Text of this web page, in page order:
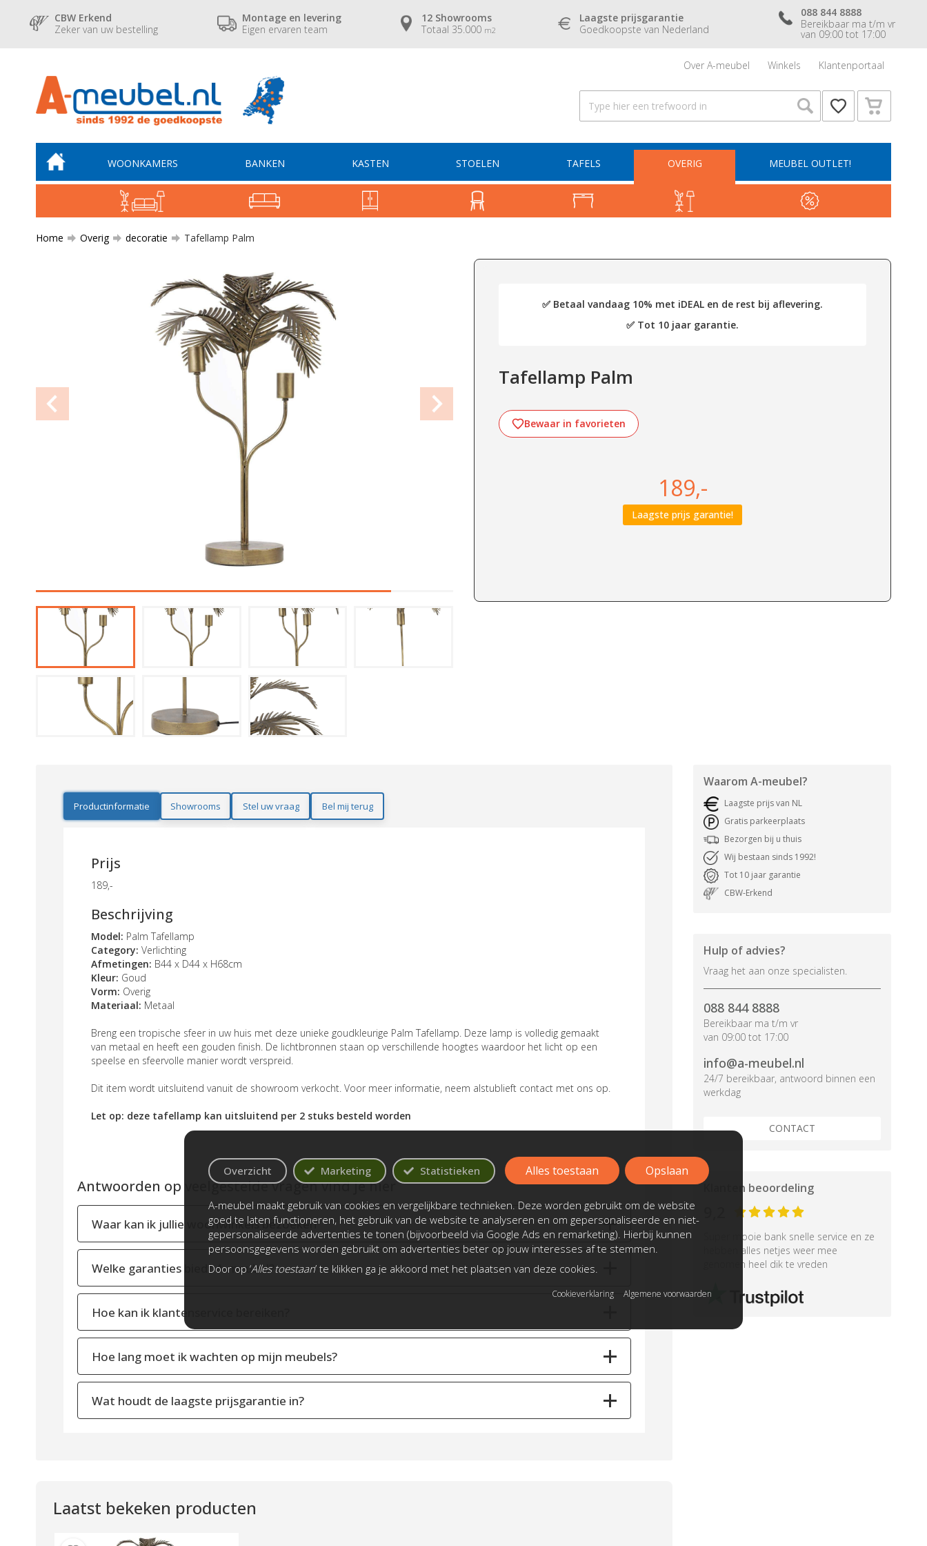
CBW Erkend
Zeker van uw bestelling
Montage en levering
Eigen ervaren team
12 Showrooms
Totaal 35.000 m2
Laagste prijsgarantie
Goedkoopste van Nederland
088 844 8888
Bereikbaar ma t/m vr
van 09:00 tot 17:00
Over A-meubel Winkels Klantenportaal
WOONKAMERS BANKEN KASTEN STOELEN TAFELS OVERIG MEUBEL OUTLET!
Home Overig decoratie Tafellamp Palm
✅ Betaal vandaag 10% met iDEAL en de rest bij aflevering.
✅ Tot 10 jaar garantie.
Tafellamp Palm
Bewaar in favorieten
189,-
Laagste prijs garantie!
Productinformatie Showrooms Stel uw vraag Bel mij terug
Prijs
189,-
Beschrijving
Model: Palm Tafellamp
Category: Verlichting
Afmetingen: B44 x D44 x H68cm
Kleur: Goud
Vorm: Overig
Materiaal: Metaal
Breng een tropische sfeer in uw huis met deze unieke goudkleurige Palm Tafellamp. Deze lamp is volledig gemaakt
van metaal en heeft een gouden finish. De lichtbronnen staan op verschillende hoogtes waardoor het licht op een
speelse en sfeervolle manier wordt verspreid.
Dit item wordt uitsluitend vanuit de showroom verkocht. Voor meer informatie, neem alstublieft contact met ons op.
Let op: deze tafellamp kan uitsluitend per 2 stuks besteld worden
Antwoorden op veelgestelde vragen vind je hier
Waar kan ik jullie woonwinkels bezoeken
Welke garanties biedt A-meubel?
Hoe kan ik klantenservice bereiken?
Hoe lang moet ik wachten op mijn meubels?
Wat houdt de laagste prijsgarantie in?
Laatst bekeken producten
Waarom A-meubel?
Laagste prijs van NL
Gratis parkeerplaats
Bezorgen bij u thuis
Wij bestaan sinds 1992!
Tot 10 jaar garantie
CBW-Erkend
Hulp of advies?
Vraag het aan onze specialisten.
088 844 8888
Bereikbaar ma t/m vr
van 09:00 tot 17:00
info@a-meubel.nl
24/7 bereikbaar, antwoord binnen een
werkdag
CONTACT
Klanten beoordeling
Super mooie bank snelle service en ze
hebben alles netjes weer mee
genomen heel dik te vreden
Overzicht Marketing Statistieken
A-meubel maakt gebruik van cookies en vergelijkbare technieken. Deze worden gebruikt om de website
goed te laten functioneren, het gebruik van de website te analyseren en om gepersonaliseerde en niet-
gepersonaliseerde advertenties te tonen (bijvoorbeeld via Google Ads en remarketing). Hierbij kunnen
persoonsgegevens worden gebruikt om advertenties beter op jouw interesses af te stemmen.
Door op ‘Alles toestaan’ te klikken ga je akkoord met het plaatsen van deze cookies.
Alles toestaan Opslaan
Cookieverklaring Algemene voorwaarden